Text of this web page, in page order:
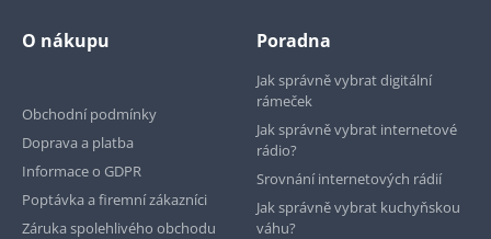
O nákupu
Obchodní podmínky
Doprava a platba
Informace o GDPR
Poptávka a firemní zákazníci
Záruka spolehlivého obchodu
Poradna
Jak správně vybrat digitální
rámeček
Jak správně vybrat internetové
rádio?
Srovnání internetových rádií
Jak správně vybrat kuchyňskou
váhu?